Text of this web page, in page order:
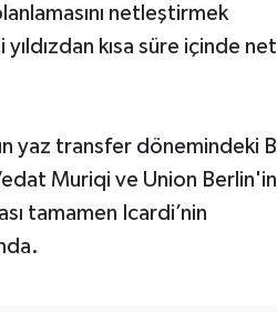
netleştirmek
kısa süre içinde net
yaz transfer dönemindeki B
Muriqi ve Union Berlin'in
tamamen Icardi’nin